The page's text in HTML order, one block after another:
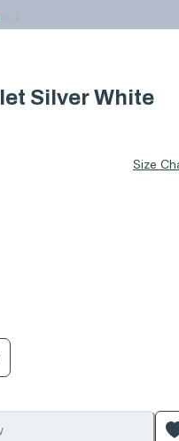
Silver White
Size